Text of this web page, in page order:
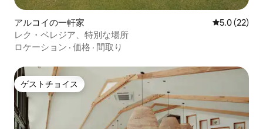
アルコイの一軒家 レビュー22
5.0 (22)
レク・ベレジア、特別な場所
ロケーション · 価格 · 間取り
ゲストチョイス
ゲストチョイス